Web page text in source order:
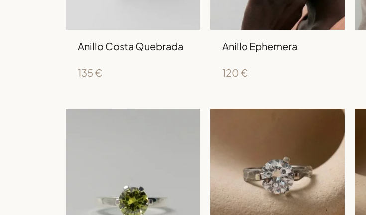
Anillo Costa Quebrada
135€
Anillo Ephemera
120 €